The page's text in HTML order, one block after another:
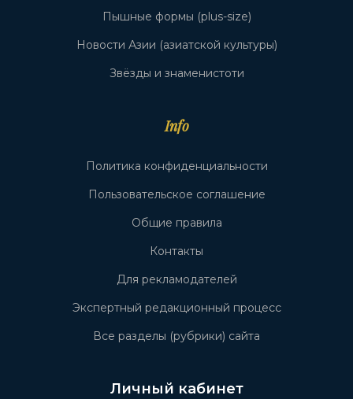
Пышные формы (plus-size)
Новости Азии (азиатской культуры)
Звёзды и знаменистоти
Info
Политика конфиденциальности
Пользовательское соглашение
Общие правила
Контакты
Для рекламодателей
Экспертный редакционный процесс
Все разделы (рубрики) сайта
Личный кабинет